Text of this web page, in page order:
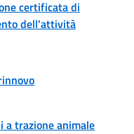
certificata di
dell'attività
a trazione animale